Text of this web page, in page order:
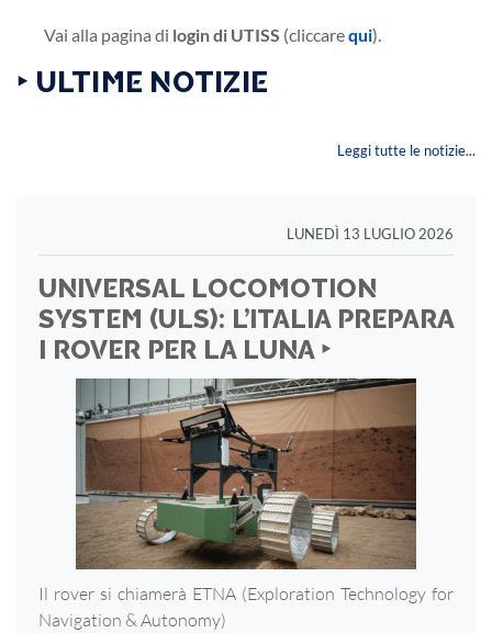
Vai alla pagina di login di UTISS (cliccarequi).
‣ ULTIME NOTIZIE
Leggi tutte le notizie...
LUNEDÌ 13 LUGLIO 2026
UNIVERSAL LOCOMOTION
SYSTEM (ULS): L’ITALIA PREPARA
I ROVER PER LA LUNA ‣
Il rover si chiamerà ETNA (Exploration Technology for
Navigation & Autonomy)